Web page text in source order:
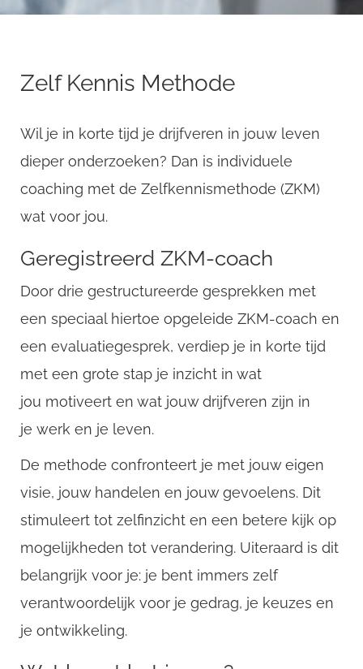
Zelf Kennis Methode
Wil je in korte tijd je drijfveren in jouw leven
dieper onderzoeken? Dan is individuele
coaching met de Zelfkennismethode (ZKM)
wat voor jou.
Geregistreerd ZKM-coach
Door drie gestructureerde gesprekken met
een speciaal hiertoe opgeleide ZKM-coach en
een evaluatiegesprek, verdiep je in korte tijd
met een grote stap je inzicht in wat
jou motiveert en wat jouw drijfveren zijn in
je werk en je leven.
De methode confronteert je met jouw eigen
visie, jouw handelen en jouw gevoelens. Dit
stimuleert tot zelfinzicht en een betere kijk op
mogelijkheden tot verandering. Uiteraard is dit
belangrijk voor je: je bent immers zelf
verantwoordelijk voor je gedrag, je keuzes en
je ontwikkeling.